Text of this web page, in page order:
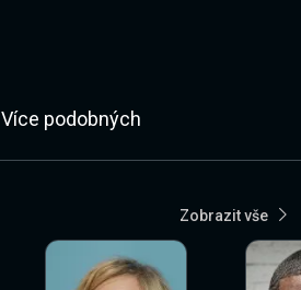
Více podobných
Zobrazit vše